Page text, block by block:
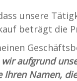
unsere
beträgt die
aufgrund
Namen,